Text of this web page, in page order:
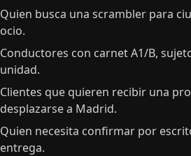
Quien busca una scrambler para
ocio.
Conductores con carnet A1/B,
unidad.
Clientes que quieren recibir una
desplazarse a Madrid.
Quien necesita confirmar por
entrega.